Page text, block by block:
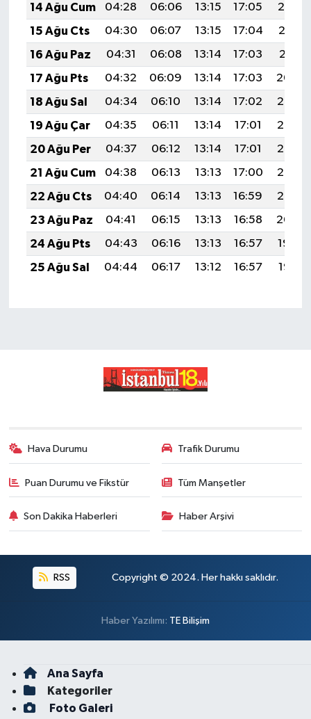
14 Ağu Cum
04:28 06:06 13:15 17:05
20:14
15 Ağu Cts
04:30 06:07 13:15 17:04
20:12
16 Ağu Paz
04:31 06:08 13:14 17:03
20:11
17 Ağu Pts
04:32 06:09 13:14 17:03
20:09
18 Ağu Sal
04:34 06:10 13:14 17:02
20:08
19 Ağu Çar
04:35 06:11 13:14 17:01
20:06
20 Ağu Per
04:37 06:12 13:14 17:01
20:05
21 Ağu Cum
04:38 06:13 13:13 17:00
20:03
22 Ağu Cts
04:40 06:14 13:13 16:59
20:02
23 Ağu Paz
04:41 06:15 13:13 16:58
20:00
24 Ağu Pts
04:43 06:16 13:13 16:57
19:59
25 Ağu Sal
04:44 06:17 13:12 16:57 19:57
Hava Durumu Trafik Durumu
Puan Durumu ve Fikstür Tüm Manşetler
Son Dakika Haberleri Haber Arşivi
RSS Copyright © 2024. Her hakkı saklıdır.
Haber Yazılımı: TE Bilişim
Ana Sayfa
Kategoriler
Foto Galeri